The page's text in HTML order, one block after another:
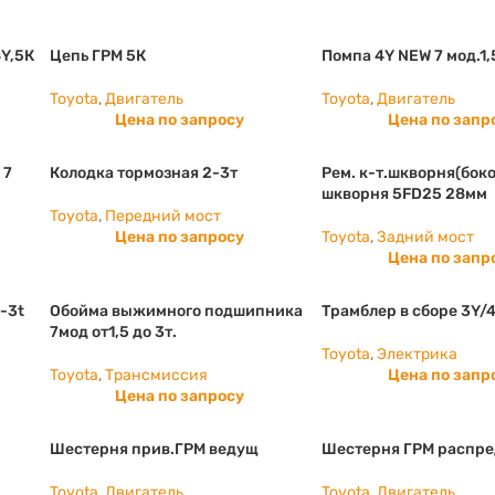
Цепь ГРМ 5К
Toyota,Двигатель
Цена по запросу
Помпа 4Y NEW 7
Toyota,Двигатель
Цена по
7 Колодка тормозная 2-3т
Toyota, Передний мост
Цена по запросу
Рем. к-
шкворня 5FD25 28мм
Toyota,Задний мост
Цена по
3t
Обойма выжимного подшипника
7мод от1,5 до 3т.
Toyota,Трансмиссия
Цена по запросу
Трамблер в сборе 3Y/
Toyota,Электрика
Цена по
Шестерня прив.ГРМ ведущ Шестерня ГРМ